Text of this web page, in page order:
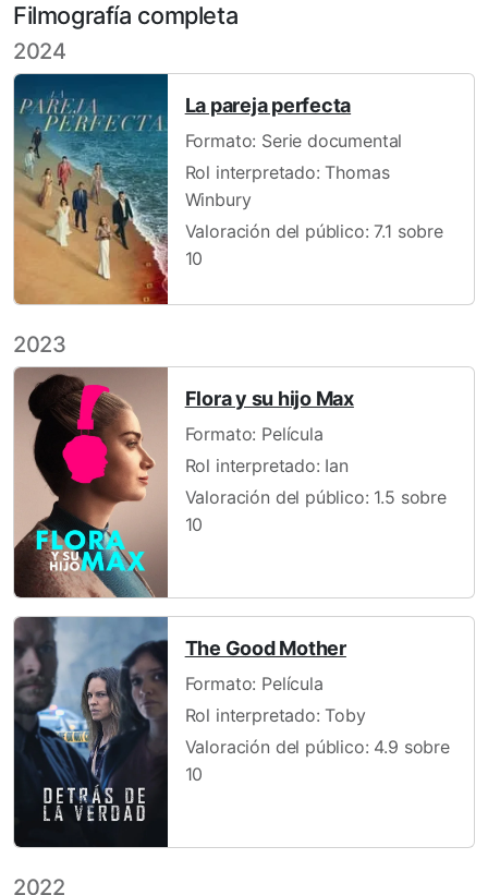
Filmografía completa
2024
La pareja perfecta
Formato: Serie documental
Rol interpretado: Thomas
Winbury
Valoración del público: 7.1 sobre
10
2023
Flora y su hijo Max
Formato: Película
Rol interpretado: Ian
Valoración del público: 1.5 sobre
10
The Good Mother
Formato: Película
Rol interpretado: Toby
Valoración del público: 4.9 sobre
10
2022